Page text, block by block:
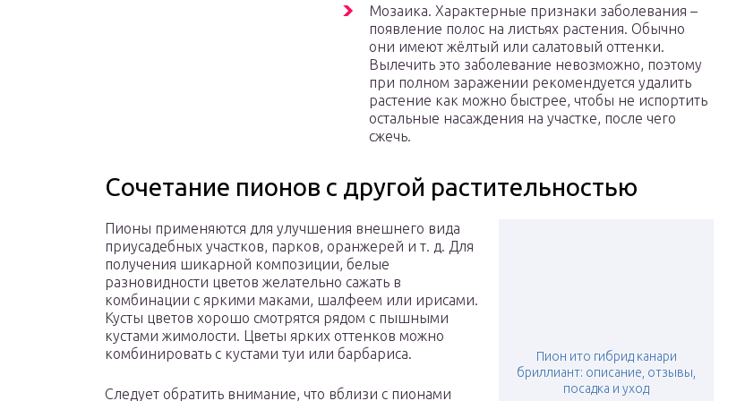
Мозаика. Характерные признаки заболевания –
появление полос на листьях растения. Обычно
они имеют жёлтый или салатовый оттенки.
Вылечить это заболевание невозможно, поэтому
при полном заражении рекомендуется удалить
растение как можно быстрее, чтобы не испортить
остальные насаждения на участке, после чего
сжечь.
Сочетание пионов с другой растительностью
Пион ито гибрид канари
бриллиант: описание, отзывы,
посадка и уход
Пионы применяются для улучшения внешнего вида
приусадебных участков, парков, оранжерей и т. д. Для
получения шикарной композиции, белые
разновидности цветов желательно сажать в
комбинации с яркими маками, шалфеем или ирисами.
Кусты цветов хорошо смотрятся рядом с пышными
кустами жимолости. Цветы ярких оттенков можно
комбинировать с кустами туи или барбариса.
Следует обратить внимание, что вблизи с пионами